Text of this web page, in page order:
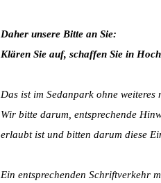
Daher unsere Bitte an Sie:
Klären Sie auf, schaffen Sie in
Das ist im Sedanpark ohne
Wir bitte darum, entsprechende
erlaubt ist und bitten darum diese
Ein entsprechenden Schriftverkehr